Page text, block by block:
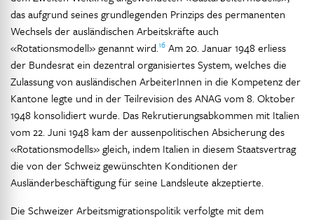
das aufgrund seines grundlegenden Prinzips des permanenten
Wechsels der ausländischen Arbeitskräfte auch
«Rotationsmodell» genannt wird.16 Am 20. Januar 1948 erliess
der Bundesrat ein dezentral organisiertes System, welches die
Zulassung von ausländischen ArbeiterInnen in die Kompetenz der
Kantone legte und in der Teilrevision des ANAG vom 8. Oktober
1948 konsolidiert wurde. Das Rekrutierungsabkommen mit Italien
vom 22. Juni 1948 kam der aussenpolitischen Absicherung des
«Rotationsmodells» gleich, indem Italien in diesem Staatsvertrag
die von der Schweiz gewünschten Konditionen der
Ausländerbeschäftigung für seine Landsleute akzeptierte.
Die Schweizer Arbeitsmigrationspolitik verfolgte mit dem